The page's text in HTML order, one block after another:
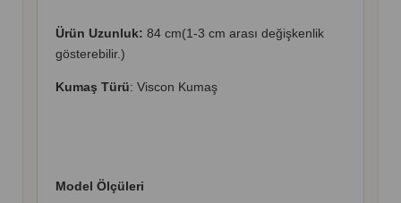
Ürün Uzunluk: 84 cm(1-3 cm arası değişkenlik
gösterebilir.)
Kumaş Türü: Viscon Kumaş
Model Ölçüleri